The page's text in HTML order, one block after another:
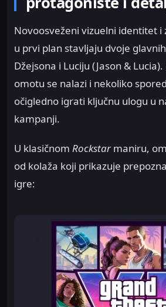
Novoosveženi vizuelni identitet i
u prvi plan stavljaju dvoje
Džejsona i Luciju (Jason &
omotu se nalazi i nekoliko
očigledno igrati ključnu ulogu u
kampanji.
U klasičnom Rockstarmaniru,
od kolaža koji prikazuje
igre: